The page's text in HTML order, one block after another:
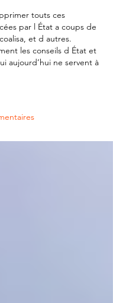
touts ces
par l État a coups de
et d autres.
les conseils d État et
aujourd’hui ne servent à